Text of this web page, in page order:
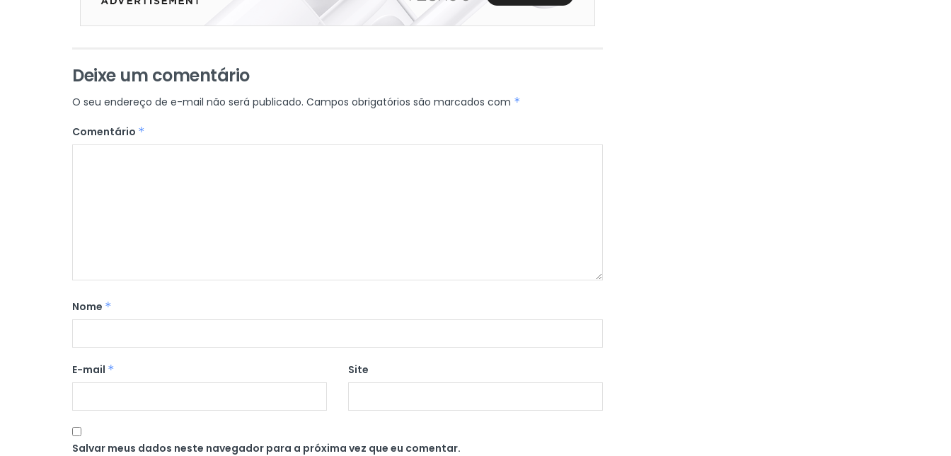
Deixe um comentário
O seu endereço de e-mail não será publicado. Campos obrigatórios são marcados com *
Comentário *
Nome *
E-mail * Site
Salvar meus dados neste navegador para a próxima vez que eu comentar.